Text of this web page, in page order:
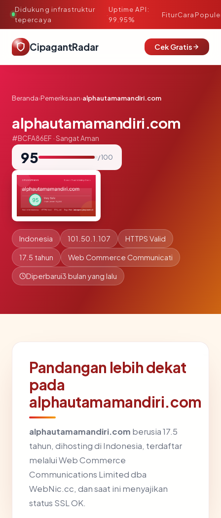
Didukung infrastruktur
tepercaya
·
Uptime API:
99.95%
FiturCara
CipagantRadar Cek Gratis
Beranda›Pemeriksaan›alphautamamandiri.com
alphautamamandiri.com
#BCFA86EF · Sangat Aman
95 / 100
Indonesia 101.50.1.107 HTTPS Valid
17.5 tahun Web Commerce Communicati
Diperbarui3 bulan yang lalu
Pandangan lebih dekat
pada
alphautamamandiri.com
alphautamamandiri.com berusia 17.5
tahun, dihosting di Indonesia, terdaftar
melalui Web Commerce
Communications Limited dba
WebNic.cc, dan saat ini menyajikan
status SSL OK.